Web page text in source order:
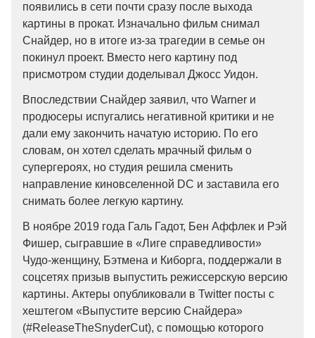
появились в сети почти сразу после выхода
картины в прокат. Изначально фильм снимал
Снайдер, но в итоге из-за трагедии в семье он
покинул проект. Вместо него картину под
присмотром студии доделывал Джосс Уидон.
Впоследствии Снайдер заявил, что Warner и
продюсеры испугались негативной критики и не
дали ему закончить начатую историю. По его
словам, он хотел сделать мрачный фильм о
супергероях, но студия решила сменить
направление киновселенной DC и заставила его
снимать более легкую картину.
В ноябре 2019 года Галь Гадот, Бен Аффлек и Рэй
Фишер, сыгравшие в «Лиге справедливости»
Чудо-женщину, Бэтмена и Киборга, поддержали в
соцсетях призыв выпустить режиссерскую версию
картины. Актеры опубликовали в Twitter посты с
хештегом «Выпустите версию Снайдера»
(#ReleaseTheSnyderCut), с помощью которого